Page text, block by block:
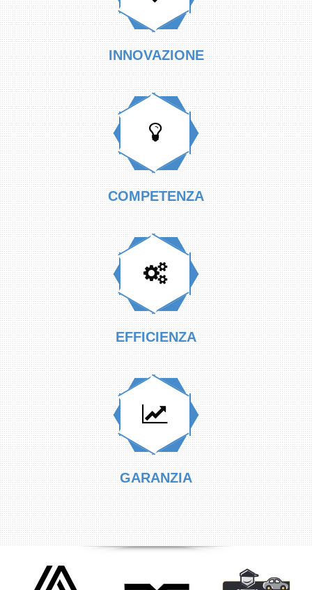
INNOVAZIONE
COMPETENZA
EFFICIENZA
GARANZIA